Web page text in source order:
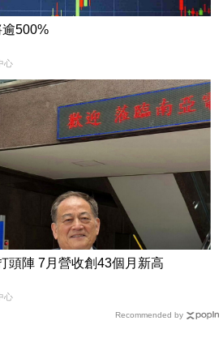
500%
心
頭陣 7月營收創43個月新高
心
Recommended by